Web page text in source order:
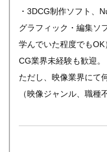
・3DCG制作ソフト、
グラフィック・編集ソ
学んでいた程度でもOK
CG業界未経験も歓迎。
ただし、映像業界にて
（映像ジャンル、職種